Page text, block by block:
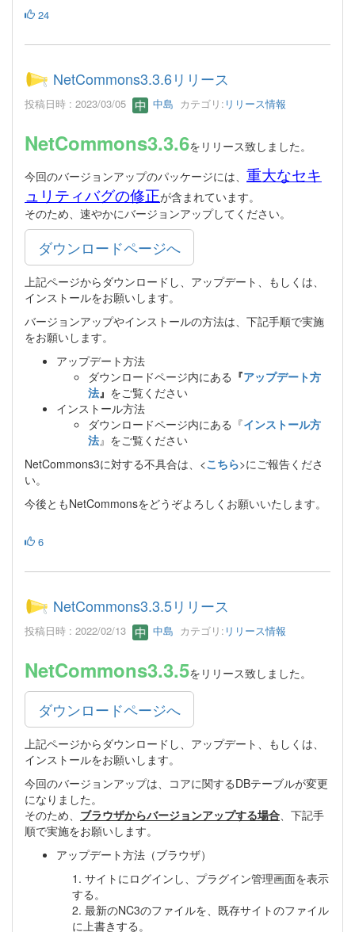
24
NetCommons3.3.6リリース
投稿日時 : 2023/03/05 中島 カテゴリ: リリース情報
NetCommons3.3.6をリリース致しました。
今回のバージョンアップのパッケージには、 重大なセキ
ュリティバグの修正が含まれています。
そのため、速やかにバージョンアップしてください。
ダウンロードページへ
上記ページからダウンロードし、アップデート、もしくは、
インストールをお願いします。
バージョンアップやインストールの方法は、下記手順で実施
をお願いします。
アップデート方法
ダウンロードページ内にある 『アップデート方
法』 をご覧ください
インストール方法
ダウンロードページ内にある『インストール方
法』をご覧ください
NetCommons3に対する不具合は、<こちら>にご報告くださ
い。
今後ともNetCommonsをどうぞよろしくお願いいたします。
6
NetCommons3.3.5リリース
投稿日時 : 2022/02/13 中島 カテゴリ: リリース情報
NetCommons3.3.5をリリース致しました。
ダウンロードページへ
上記ページからダウンロードし、アップデート、もしくは、
インストールをお願いします。
今回のバージョンアップは、コアに関するDBテーブルが変更
になりました。
そのため、 ブラウザからバージョンアップする場合 、下記手
順で実施をお願いします。
アップデート方法（ブラウザ）
1. サイトにログインし、プラグイン管理画面を表示
する。
2. 最新のNC3のファイルを、既存サイトのファイル
に上書きする。